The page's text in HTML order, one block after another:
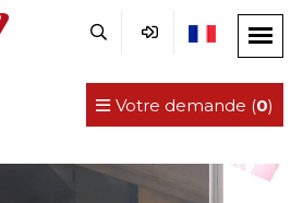
Votre demande (0)